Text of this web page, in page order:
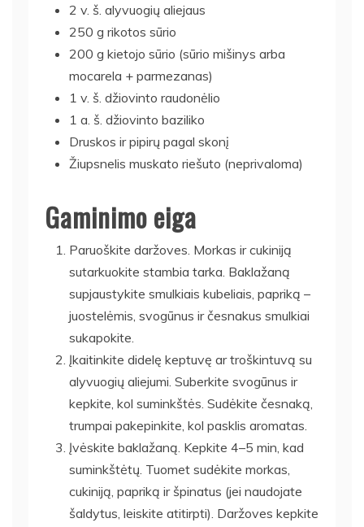
2 v. š. alyvuogių aliejaus
250 g rikotos sūrio
200 g kietojo sūrio (sūrio mišinys arba
mocarela + parmezanas)
1 v. š. džiovinto raudonėlio
1 a. š. džiovinto baziliko
Druskos ir pipirų pagal skonį
Žiupsnelis muskato riešuto (neprivaloma)
Gaminimo eiga
Paruoškite daržoves. Morkas ir cukiniją
sutarkuokite stambia tarka. Baklažaną
supjaustykite smulkiais kubeliais, papriką –
juostelėmis, svogūnus ir česnakus smulkiai
sukapokite.
Įkaitinkite didelę keptuvę ar troškintuvą su
alyvuogių aliejumi. Suberkite svogūnus ir
kepkite, kol suminkštės. Sudėkite česnaką,
trumpai pakepinkite, kol pasklis aromatas.
Įvėskite baklažaną. Kepkite 4–5 min, kad
suminkštėtų. Tuomet sudėkite morkas,
cukiniją, papriką ir špinatus (jei naudojate
šaldytus, leiskite atitirpti). Daržoves kepkite